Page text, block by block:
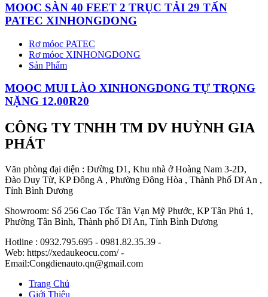
MOOC SÀN 40 FEET 2 TRỤC TẢI 29 TẤN
PATEC XINHONGDONG
Rơ móoc PATEC
Rơ móoc XINHONGDONG
Sản Phẩm
MOOC MUI LÀO XINHONGDONG TỰ TRỌNG
NẶNG 12.00R20
CÔNG TY TNHH TM DV HUỲNH GIA
PHÁT
Văn phòng đại diện : Đường D1, Khu nhà ở Hoàng Nam 3-2D,
Đào Duy Từ, KP Đông A , Phường Đông Hòa , Thành Phố Dĩ An ,
Tỉnh Bình Dương
Showroom: Số 256 Cao Tốc Tân Vạn Mỹ Phước, KP Tân Phú 1,
Phường Tân Bình, Thành phố Dĩ An, Tỉnh Bình Dương
Hotline : 0932.795.695 - 0981.82.35.39 -
Web: https://xedaukeocu.com/ -
Email:Congdienauto.qn@gmail.com
Trang Chủ
Giới Thiệu